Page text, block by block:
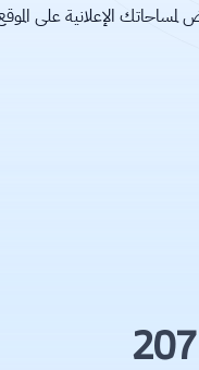
الإعلانية على